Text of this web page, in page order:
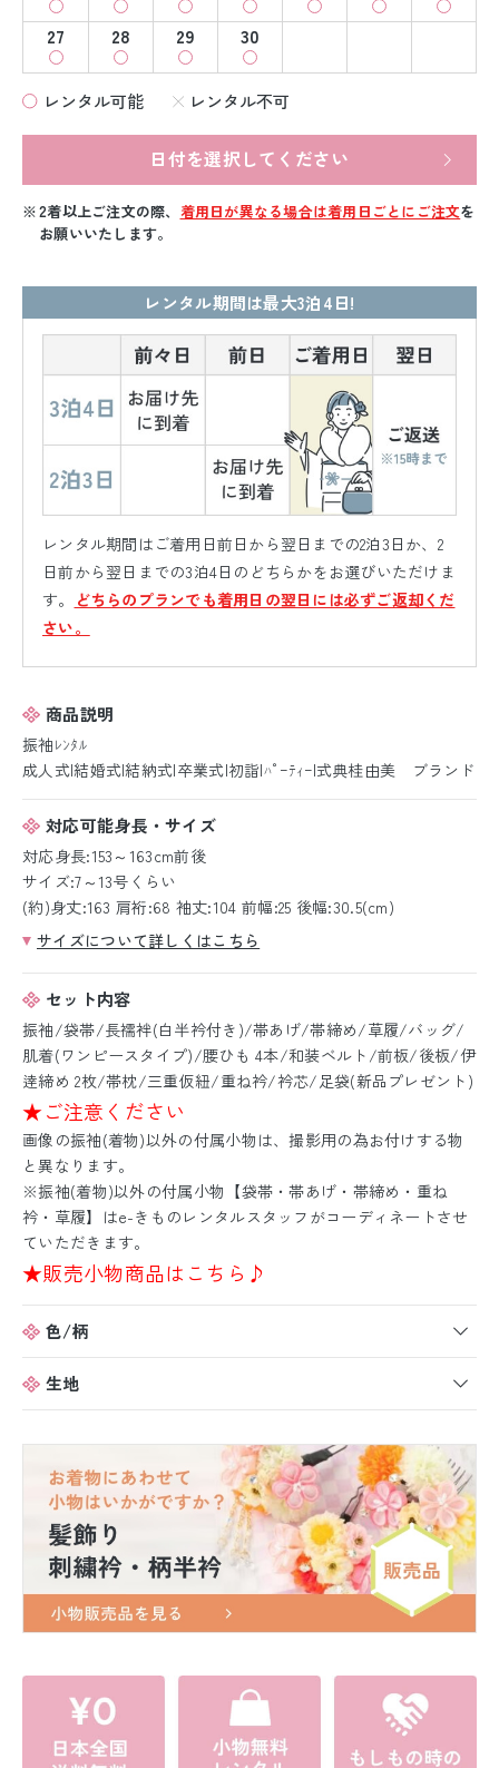
27
28 29 30
レンタル可能 レンタル不可
日付を選択してください
2着以上ご注文の際、 着用日が異なる場合は着用日ごとにご注文を
お願いいたします。
レンタル期間は最大3泊4日!
レンタル期間はご着用日前日から翌日までの2泊3日か、2
日前から翌日までの3泊4日のどちらかをお選びいただけま
す。
どちらのプランでも着用日の翌日には必ずご返却くだ
さい。
商品説明
振袖ﾚﾝﾀﾙ
成人式|結婚式|結納式|卒業式|初詣|ﾊﾟｰﾃｨｰ|式典桂由美 ブランド
対応可能身長・サイズ
対応身長:153～163cm前後
サイズ:7～13号くらい
(約)身丈:163 肩裄:68 袖丈:104 前幅:25 後幅:30.5(cm)
サイズについて詳しくはこちら
セット内容
振袖/袋帯/長襦袢(白半衿付き)/帯あげ/帯締め/草履/バッグ/
肌着(ワンピースタイプ)/腰ひも 4本/和装ベルト/前板/後板/伊
逹締め 2枚/帯枕/三重仮紐/重ね衿/衿芯/足袋(新品プレゼント)
★ご注意ください
画像の振袖(着物)以外の付属小物は、撮影用の為お付けする物
と異なります。
※振袖(着物)以外の付属小物【袋帯・帯あげ・帯締め・重ね
衿・草履】はe-きものレンタルスタッフがコーディネートさせ
ていただきます。
★販売小物商品はこちら♪
色/柄
生地